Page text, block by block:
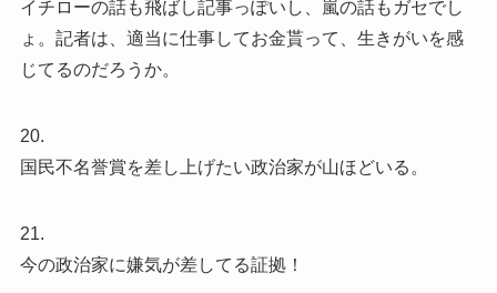
イチローの話も飛ばし記事っぽいし、嵐の話もガセでし
ょ。記者は、適当に仕事してお金貰って、生きがいを感
じてるのだろうか。
20.
国民不名誉賞を差し上げたい政治家が山ほどいる。
21.
今の政治家に嫌気が差してる証拠！